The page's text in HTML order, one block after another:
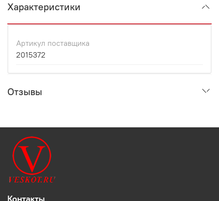
Характеристики
Артикул поставщика
2015372
Отзывы